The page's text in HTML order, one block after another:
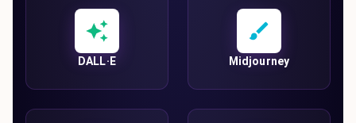
DALL·E Midjourney